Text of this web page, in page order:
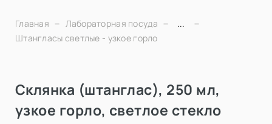
Главная Лабораторная посуда
...
Штангласы светлые - узкое горло
Склянка (штанглас), 250 мл,
узкое горло, светлое стекло